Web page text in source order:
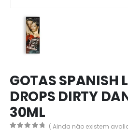
GOTAS SPANISH
DROPS DIRTY
30ML
( Ainda não existem